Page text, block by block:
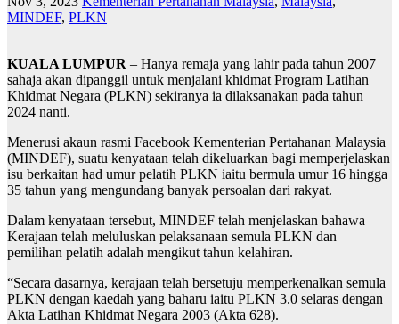
MINDEF, PLKN
KUALA LUMPUR – Hanya remaja yang lahir pada tahun 2007
sahaja akan dipanggil untuk menjalani khidmat Program Latihan
Khidmat Negara (PLKN) sekiranya ia dilaksanakan pada tahun
2024 nanti.
Menerusi akaun rasmi Facebook Kementerian Pertahanan Malaysia
(MINDEF), suatu kenyataan telah dikeluarkan bagi memperjelaskan
isu berkaitan had umur pelatih PLKN iaitu bermula umur 16 hingga
35 tahun yang mengundang banyak persoalan dari rakyat.
Dalam kenyataan tersebut, MINDEF telah menjelaskan bahawa
Kerajaan telah meluluskan pelaksanaan semula PLKN dan
pemilihan pelatih adalah mengikut tahun kelahiran.
“Secara dasarnya, kerajaan telah bersetuju memperkenalkan semula
PLKN dengan kaedah yang baharu iaitu PLKN 3.0 selaras dengan
Akta Latihan Khidmat Negara 2003 (Akta 628).